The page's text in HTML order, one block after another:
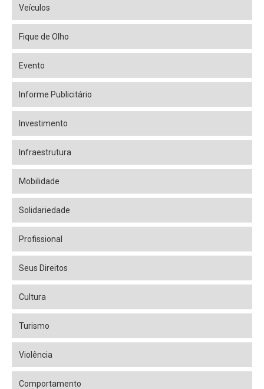
Veículos
Fique de Olho
Evento
Informe Publicitário
Investimento
Infraestrutura
Mobilidade
Solidariedade
Profissional
Seus Direitos
Cultura
Turismo
Violência
Comportamento